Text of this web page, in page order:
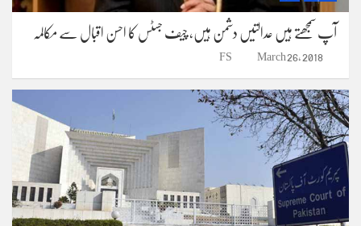
آپ سمجھتے ہیں عدالتیں دشمن ہیں، چیف جسٹس کا احسن اقبال سے مکالمہ
March 26, 2018
FS